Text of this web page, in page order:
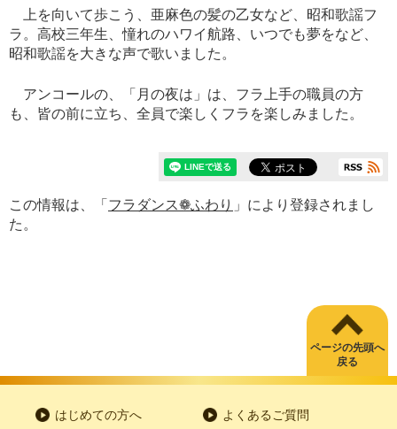
上を向いて歩こう、亜麻色の髪の乙女など、昭和歌謡フ
ラ。高校三年生、憧れのハワイ航路、いつでも夢をなど、
昭和歌謡を大きな声で歌いました。
アンコールの、「月の夜は」は、フラ上手の職員の方
も、皆の前に立ち、全員で楽しくフラを楽しみました。
この情報は、「 フラダンス❁ふわり 」により登録されまし
た。
ページの先頭へ
戻る
はじめての方へ よくあるご質問